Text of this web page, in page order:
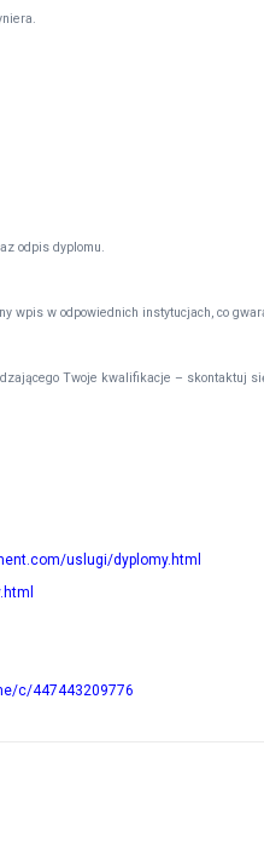
odpis dyplomu.
wpis w odpowiednich instytucjach, co
Twoje kwalifikacje – skontaktuj
uslugi/dyplomy.html
c/447443209776
kupie